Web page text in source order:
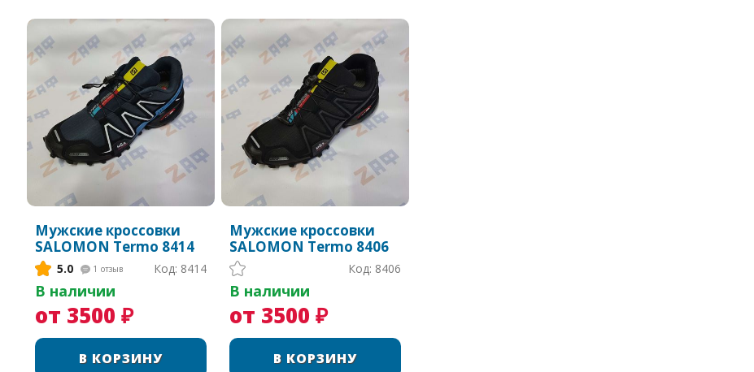
Мужские кроссовки
SALOMON Termo 8414
5.0 1 отзыв Код: 8414
В наличии
от 3500 ₽
Мужские кроссовки
SALOMON Termo 8406
Код: 8406
В наличии
от 3500 ₽